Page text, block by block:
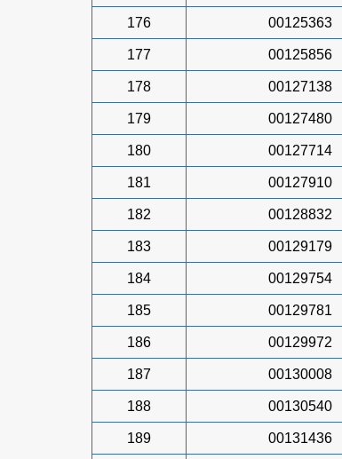
176 00125363
177 00125856
178 00127138
179 00127480
180 00127714
181 00127910
182 00128832
183 00129179
184 00129754
185 00129781
186 00129972
187 00130008
188 00130540
189 00131436